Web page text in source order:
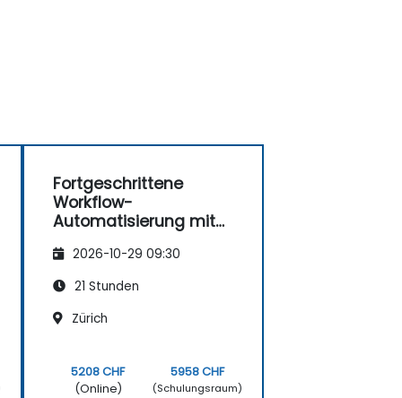
Fortgeschrittene
Workflow-
Automatisierung mit
2026-10-29 09:30
21 Stunden
Zürich
5208 CHF
(Online)
5958 CHF
(Schulungsraum)